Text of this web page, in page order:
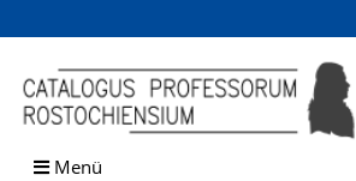
Browsen
direkt zum Inhalt
Menü